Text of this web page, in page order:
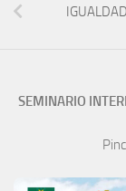
SEMINARIO